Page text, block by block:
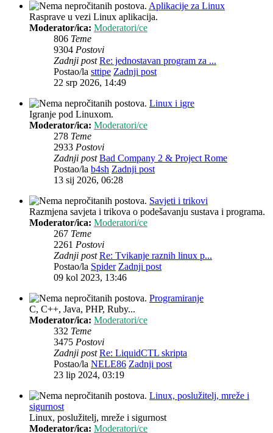
Aplikacije za Linux
Rasprave u vezi Linux aplikacija.
Moderator/ica: Moderatori/ce
806 Teme
9304 Postovi
Zadnji post Re: jednostavan program za ...
Postao/la sttipe Zadnji post
22 srp 2026, 14:49
Linux i igre
Igranje pod Linuxom.
Moderator/ica: Moderatori/ce
278 Teme
2933 Postovi
Zadnji post Bad Company 2 & Project Rome
Postao/la b4sh Zadnji post
13 sij 2026, 06:28
Savjeti i trikovi
Razmjena savjeta i trikova o podešavanju sustava i programa.
Moderator/ica: Moderatori/ce
267 Teme
2261 Postovi
Zadnji post Re: Tvikanje raznih linux p...
Postao/la Spider Zadnji post
09 kol 2023, 13:46
Programiranje
C, C++, Java, PHP, Ruby...
Moderator/ica: Moderatori/ce
332 Teme
3475 Postovi
Zadnji post Re: LiquidCTL skripta
Postao/la NELE86 Zadnji post
23 lip 2024, 03:19
Linux, poslužitelj, mreže i
sigurnost
Linux, poslužitelj, mreže i sigurnost
Moderator/ica: Moderatori/ce